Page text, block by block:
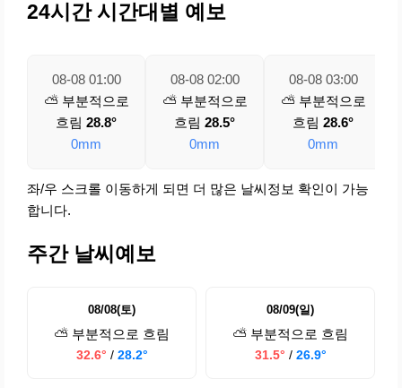
24시간 시간대별 예보
08-08 01:00
⛅ 부분적으로
흐림 28.8°
0mm
08-08 02:00
⛅ 부분적으로
흐림 28.5°
0mm
08-08 03:00
⛅ 부분적으로
흐림 28.6°
0mm
좌/우 스크롤 이동하게 되면 더 많은 날씨정보 확인이 가능
합니다.
주간 날씨예보
08/08(토)
⛅ 부분적으로 흐림
32.6° / 28.2°
08/09(일)
⛅ 부분적으로 흐림
31.5° / 26.9°